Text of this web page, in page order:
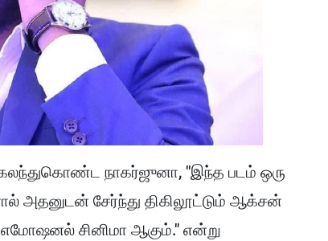
நாகர்ஜுனா, "இந்த படம் ஒரு
அதனுடன் சேர்ந்து திகிலூட்டும் ஆக்சன்
சினிமா ஆகும்." என்று